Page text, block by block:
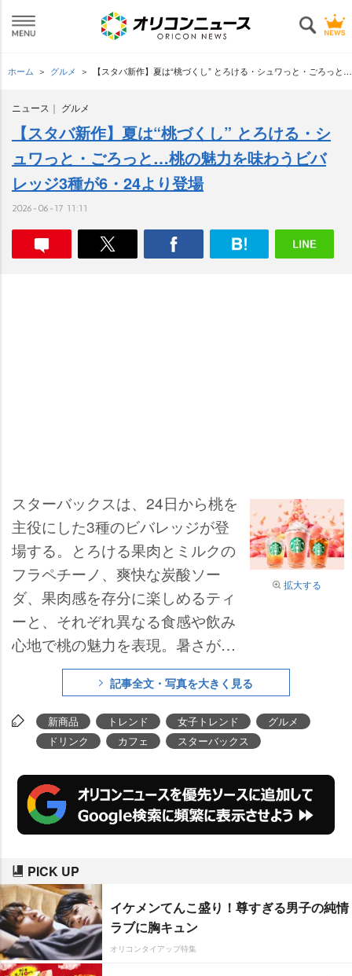
ホーム グルメ 【スタバ新作】夏は“桃づくし” とろける・シュワっと・ごろっ
ニュース グルメ
【スタバ新作】夏は“桃づくし” とろける・シ
ュワっと・ごろっと…桃の魅力を味わうビバ
レッジ3種が6・24より登場
2026-06-17 11:11
拡大する
スターバックスは、24日から桃を
主役にした3種のビバレッジが登
場する。とろける果肉とミルクの
フラペチーノ、爽快な炭酸ソー
ダ、果肉感を存分に楽しめるティ
ーと、それぞれ異なる食感や飲み
心地で桃の魅力を表現。暑さが増
す季節に向け、気分やシーンに合
わせて選べるラインアップを展開
する。
記事全文・写真を大きく見る
新商品 トレンド 女子トレンド
グルメ
ドリンク
カフェ スターバックス
PICK UP
イケメンてんこ盛り！尊すぎる男子の純情
ラブに胸キュン
オリコンタイアップ特集